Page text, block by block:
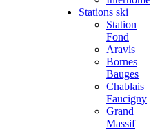
Stations ski
Station
Fond
Aravis
Bornes
Bauges
Chablais
Faucigny
Grand
Massif